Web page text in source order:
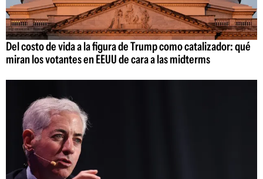
Del costo de vida a la figura de Trump como catalizador: qué
miran los votantes en EEUU de cara a las midterms